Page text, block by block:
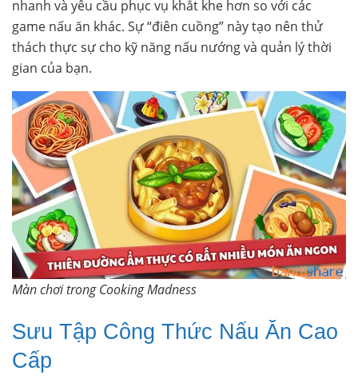
nhanh và yêu cầu phục vụ khắt khe hơn so với các
game nấu ăn khác. Sự “điên cuồng” này tạo nên thử
thách thực sự cho kỹ năng nấu nướng và quản lý thời
gian của bạn.
Màn chơi trong Cooking Madness
Sưu Tập Công Thức Nấu Ăn Cao
Cấp